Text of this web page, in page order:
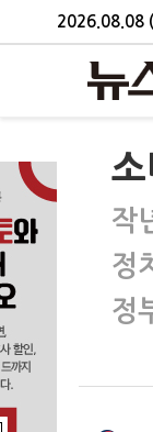
2026.08.08
작
정
정